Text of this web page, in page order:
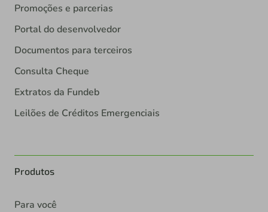
Promoções e parcerias
Portal do desenvolvedor
Documentos para terceiros
Consulta Cheque
Extratos da Fundeb
Leilões de Créditos Emergenciais
Produtos
Para você